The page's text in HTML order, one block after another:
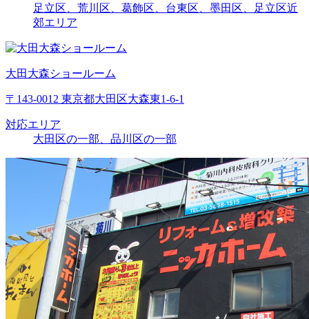
足立区、荒川区、葛飾区、台東区、墨田区、足立区近
郊エリア
大田大森ショールーム
〒143-0012 東京都大田区大森東1-6-1
対応エリア
大田区の一部、品川区の一部